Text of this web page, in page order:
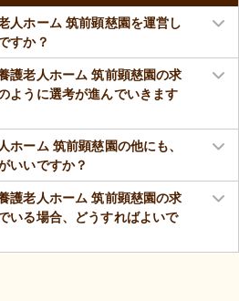
人ホーム 筑前顕慈園を運営し
すか？
護老人ホーム 筑前顕慈園の求
ように選考が進んでいきます
ホーム 筑前顕慈園の他にも、
いいですか？
護老人ホーム 筑前顕慈園の求
いる場合、どうすればよいで